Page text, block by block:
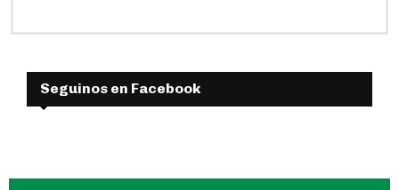
Seguinos en Facebook